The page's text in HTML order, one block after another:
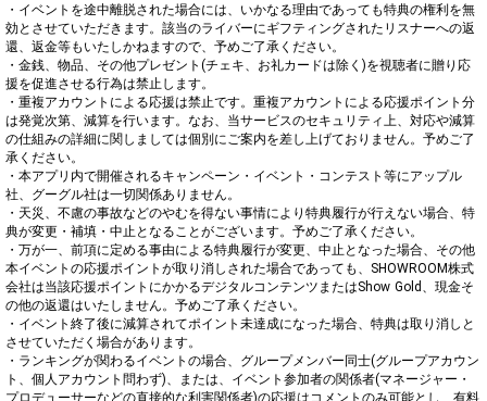
・イベントを途中離脱された場合には、いかなる理由であっても特典の権利を無
効とさせていただきます。該当のライバーにギフティングされたリスナーへの返
還、返金等もいたしかねますので、予めご了承ください。
・金銭、物品、その他プレゼント(チェキ、お礼カードは除く)を視聴者に贈り応
援を促進させる行為は禁止します。
・重複アカウントによる応援は禁止です。重複アカウントによる応援ポイント分
は発覚次第、減算を行います。なお、当サービスのセキュリティ上、対応や減算
の仕組みの詳細に関しましては個別にご案内を差し上げておりません。予めご了
承ください。
・本アプリ内で開催されるキャンペーン・イベント・コンテスト等にアップル
社、グーグル社は一切関係ありません。
・天災、不慮の事故などのやむを得ない事情により特典履行が行えない場合、特
典が変更・補填・中止となることがございます。予めご了承ください。
・万が一、前項に定める事由による特典履行が変更、中止となった場合、その他
本イベントの応援ポイントが取り消しされた場合であっても、SHOWROOM株式
会社は当該応援ポイントにかかるデジタルコンテンツまたはShow Gold、現金そ
の他の返還はいたしません。予めご了承ください。
・イベント終了後に減算されてポイント未達成になった場合、特典は取り消しと
させていただく場合があります。
・ランキングが関わるイベントの場合、グループメンバー同士(グループアカウン
ト、個人アカウント問わず)、または、イベント参加者の関係者(マネージャー・
プロデューサーなどの直接的な利害関係者)の応援はコメントのみ可能とし、有料